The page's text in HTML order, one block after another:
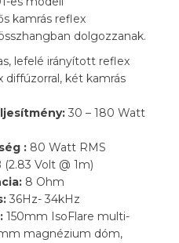
kamrás reflex
dolgozzanak.
lefelé irányított reflex
diffúzorral, két kamrás
30 – 180 Watt
: 80 Watt RMS
(2.83 Volt @ 1m)
8 Ohm
36Hz- 34kHz
150mm IsoFlare multi-
magnézium dóm,